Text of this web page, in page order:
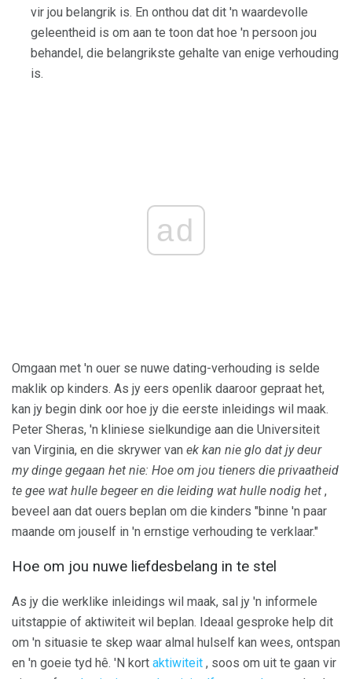
vir jou belangrik is. En onthou dat dit 'n waardevolle
geleentheid is om aan te toon dat hoe 'n persoon jou
behandel, die belangrikste gehalte van enige verhouding
is.
ad
Omgaan met 'n ouer se nuwe dating-verhouding is selde
maklik op kinders. As jy eers openlik daaroor gepraat het,
kan jy begin dink oor hoe jy die eerste inleidings wil maak.
Peter Sheras, 'n kliniese sielkundige aan die Universiteit
van Virginia, en die skrywer van ek kan nie glo dat jy deur
my dinge gegaan het nie: Hoe om jou tieners die privaatheid
te gee wat hulle begeer en die leiding wat hulle nodig het ,
beveel aan dat ouers beplan om die kinders "binne 'n paar
maande om jouself in 'n ernstige verhouding te verklaar."
Hoe om jou nuwe liefdesbelang in te stel
As jy die werklike inleidings wil maak, sal jy 'n informele
uitstappie of aktiwiteit wil beplan. Ideaal gesproke help dit
om 'n situasie te skep waar almal hulself kan wees, ontspan
en 'n goeie tyd hê. 'N kort aktiwiteit , soos om uit te gaan vir